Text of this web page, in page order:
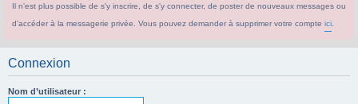
Il n'est plus possible de s'y inscrire, de s'y connecter, de poster de nouveaux messages ou
d'accéder à la messagerie privée. Vous pouvez demander à supprimer votre compte ici
Connexion
Nom d’utilisateur :